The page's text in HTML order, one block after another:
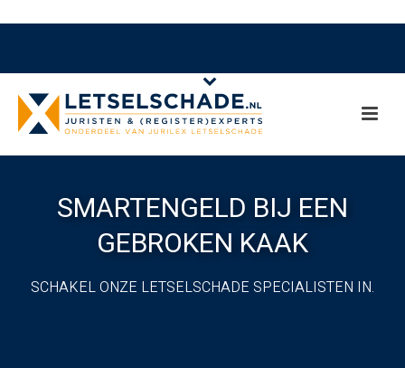
SMARTENGELD BIJ EEN
GEBROKEN KAAK
SCHAKEL ONZE LETSELSCHADE SPECIALISTEN IN.